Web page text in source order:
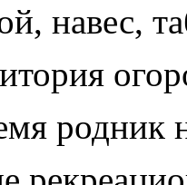
навес,
родник